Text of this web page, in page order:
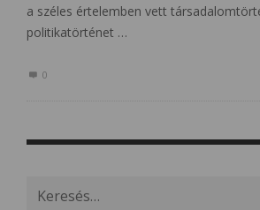
a széles értelemben vett
politikatörténet …
0